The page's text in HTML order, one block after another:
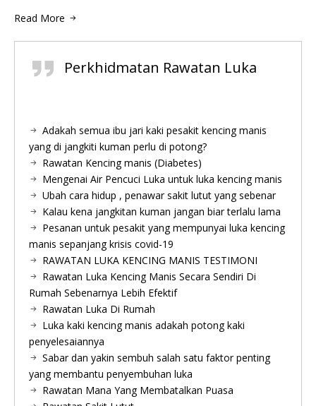
Read More
Perkhidmatan Rawatan Luka
Adakah semua ibu jari kaki pesakit kencing manis
yang di jangkiti kuman perlu di potong?
Rawatan Kencing manis (Diabetes)
Mengenai Air Pencuci Luka untuk luka kencing manis
Ubah cara hidup , penawar sakit lutut yang sebenar
Kalau kena jangkitan kuman jangan biar terlalu lama
Pesanan untuk pesakit yang mempunyai luka kencing
manis sepanjang krisis covid-19
RAWATAN LUKA KENCING MANIS TESTIMONI
Rawatan Luka Kencing Manis Secara Sendiri Di
Rumah Sebenarnya Lebih Efektif
Rawatan Luka Di Rumah
Luka kaki kencing manis adakah potong kaki
penyelesaiannya
Sabar dan yakin sembuh salah satu faktor penting
yang membantu penyembuhan luka
Rawatan Mana Yang Membatalkan Puasa